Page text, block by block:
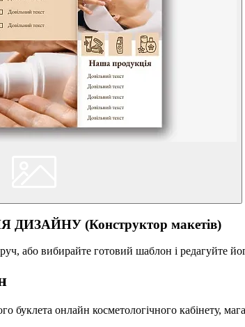
(Конструктор макетів)
або вибирайте готовий шаблон і редагуйте
буклета онлайн косметологічного кабінету,